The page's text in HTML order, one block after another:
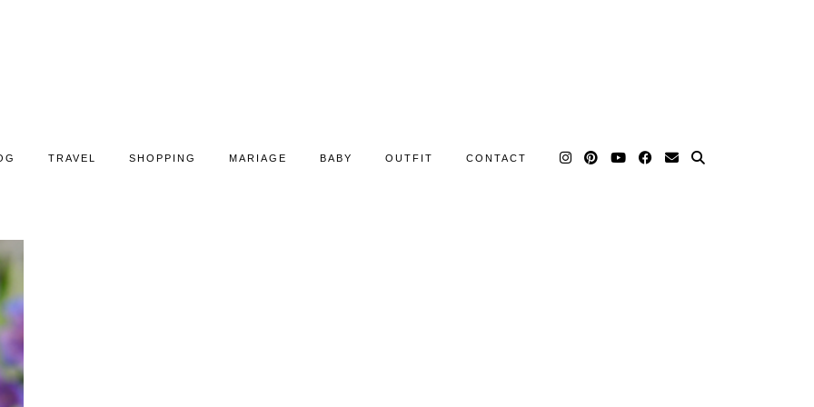
TRAVEL SHOPPING MARIAGE BABY OUTFIT CONTACT